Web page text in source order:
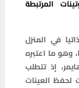
المرتبطة
في المنزل
وهو ما اعتبره
إذ تتطلب
لحفظ العينات